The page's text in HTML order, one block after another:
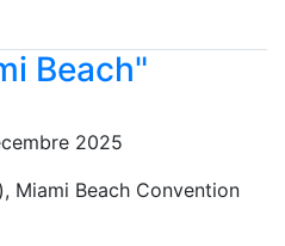
Beach"
2025
Miami Beach Convention